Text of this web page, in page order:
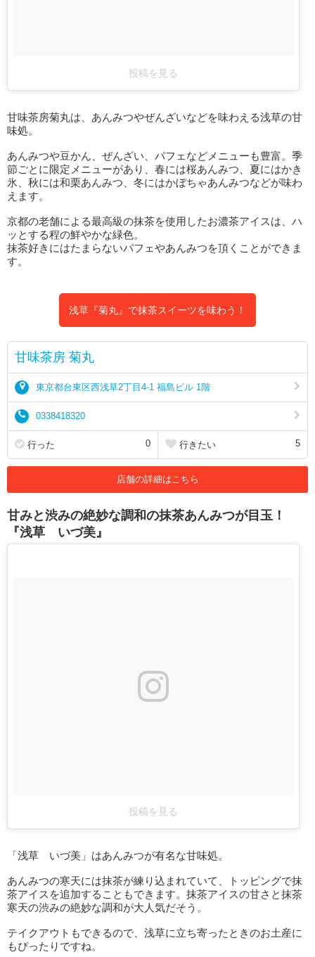
投稿を見る
甘味茶房菊丸は、あんみつやぜんざいなどを味わえる浅草の甘
味処。
あんみつや豆かん、ぜんざい、パフェなどメニューも豊富。季
節ごとに限定メニューがあり、春には桜あんみつ、夏にはかき
氷、秋には和栗あんみつ、冬にはかぼちゃあんみつなどが味わ
えます。
京都の老舗による最高級の抹茶を使用したお濃茶アイスは、ハ
ッとする程の鮮やかな緑色。
抹茶好きにはたまらないパフェやあんみつを頂くことができま
す。
浅草『菊丸』で抹茶スイーツを味わう！
甘味茶房 菊丸
東京都台東区西浅草2丁目4-1 福島ビル 1階
0338418320
行った 0 行きたい 5
店舗の詳細はこちら
甘みと渋みの絶妙な調和の抹茶あんみつが目玉！
『浅草 いづ美』
投稿を見る
「浅草 いづ美」はあんみつが有名な甘味処。
あんみつの寒天には抹茶が練り込まれていて、トッピングで抹
茶アイスを追加することもできます。抹茶アイスの甘さと抹茶
寒天の渋みの絶妙な調和が大人気だそう。
テイクアウトもできるので、浅草に立ち寄ったときのお土産に
もぴったりですね。